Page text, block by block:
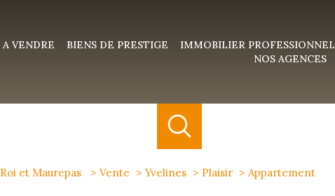
A VENDRE BIENS DE PRESTIGE IMMOBILIER PROFESSIONNEL
NOS AGENCES
et Maurepas Vente Yvelines Plaisir Appartement